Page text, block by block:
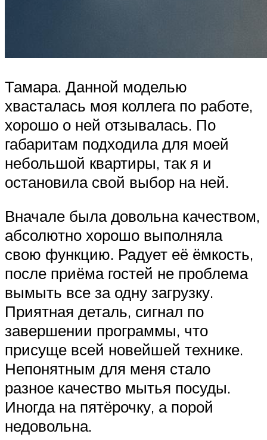
Тамара. Данной моделью
хвасталась моя коллега по работе,
хорошо о ней отзывалась. По
габаритам подходила для моей
небольшой квартиры, так я и
остановила свой выбор на ней.
Вначале была довольна качеством,
абсолютно хорошо выполняла
свою функцию. Радует её ёмкость,
после приёма гостей не проблема
вымыть все за одну загрузку.
Приятная деталь, сигнал по
завершении программы, что
присуще всей новейшей технике.
Непонятным для меня стало
разное качество мытья посуды.
Иногда на пятёрочку, а порой
недовольна.